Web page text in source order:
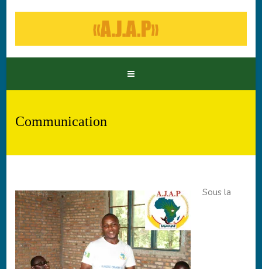
Communication
Sous la